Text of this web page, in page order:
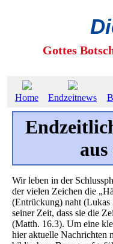
Gottes
Home Endzeitnews
Wir leben in der
der vielen Zeichen die
(Entrückung) naht (Lukas
seiner Zeit, dass sie die
(Matth. 16.3). Um eine
hier aktuelle Nachrichten